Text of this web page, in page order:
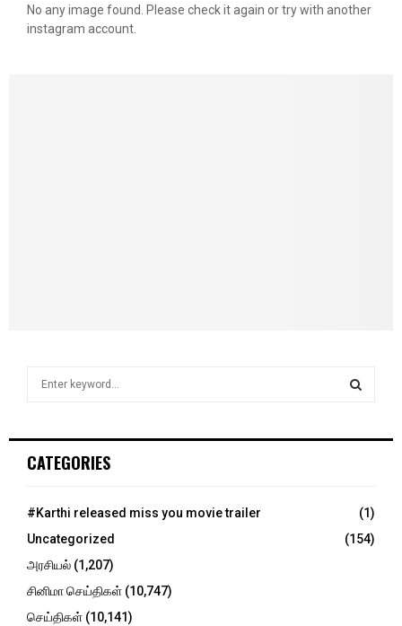
No any image found. Please check it again or try with another
instagram account.
h
o
:
CATEGORIES
#Karthi released miss you movie trailer
(1)
Uncategorized
(154)
அரசியல் (1,207)
சினிமா செய்திகள் (10,747)
செய்திகள் (10,141)